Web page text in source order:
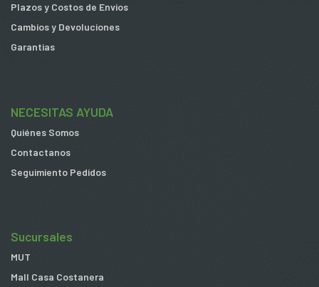
Plazos y Costos de Envios
Cambios y Devoluciones
Garantias
NECESITAS AYUDA
Quiénes Somos
Contactanos
Seguimiento Pedidos
Sucursales
MUT
Mall Casa Costanera